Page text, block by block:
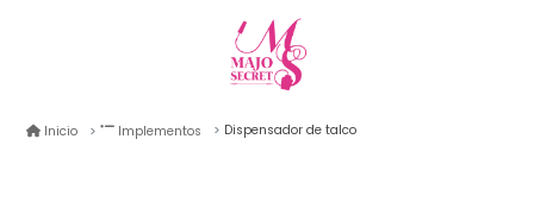
Inicio Implementos Dispensador de talco